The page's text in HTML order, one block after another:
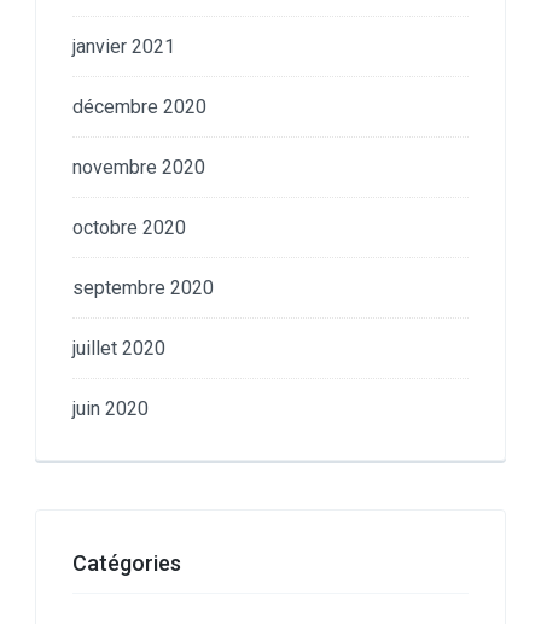
janvier 2021
décembre 2020
novembre 2020
octobre 2020
septembre 2020
juillet 2020
juin 2020
Catégories